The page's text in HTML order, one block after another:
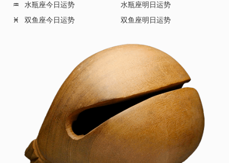
♒
水瓶座今日运势
水瓶座明日运势
♓
双鱼座今日运势 双鱼座明日运势